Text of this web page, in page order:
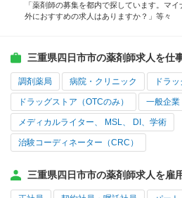
「薬剤師の募集を都内で探しています。マ
外におすすめの求人はありますか？」等々
三重県四日市市の薬剤師求人を仕
調剤薬局 病院・クリニック ドラ
ドラッグストア（OTCのみ） 一般企業
メディカルライター、 MSL、 DI、学術
治験コーディネーター（CRC）
三重県四日市市の薬剤師求人を雇